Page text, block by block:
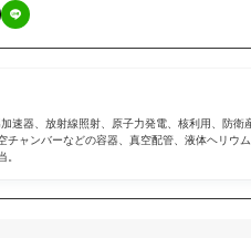
速器、放射線照射、原子力発電、核利用、防衛
ャンバーなどの容器、真空配管、液体ヘリウ
。